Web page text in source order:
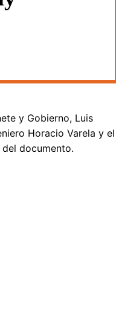
y Gobierno, Luis
Horacio Varela y el
documento.